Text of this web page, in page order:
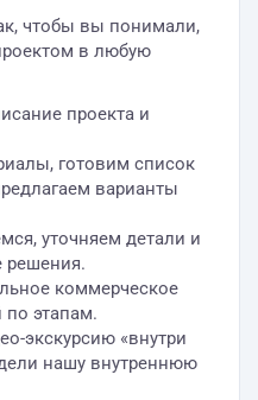
чтобы вы понимали,
в любую
проекта и
готовим список
варианты
уточняем детали и
решения.
коммерческое
по этапам.
экскурсию «внутри
нашу внутреннюю